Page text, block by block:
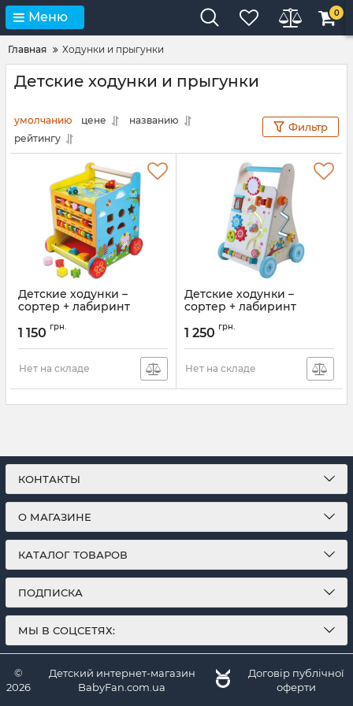
Меню 0
Главная Ходунки и прыгунки
Детские ходунки и прыгунки
умолчанию цене
названию
рейтингу
Фильтр
Детские ходунки –
сортер + лабиринт
1 150 грн.
Нет на складе
Детские ходунки –
сортер + лабиринт
1 250 грн.
Нет на складе
КОНТАКТЫ
О МАГАЗИНЕ
КАТАЛОГ ТОВАРОВ
ПОДПИСКА
МЫ В СОЦСЕТЯХ:
©
2026
Детский интернет-магазин
BabyFan.com.ua
Договір публічної
оферти